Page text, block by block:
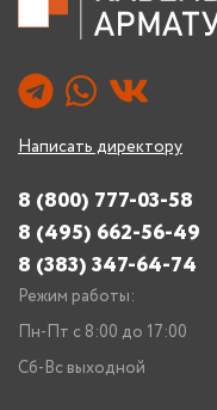
Написать директору
8 (800) 777-03-58
8 (495) 662-56-49
8 (383) 347-64-74
Режим работы:
Пн-Пт с 8:00 до 17:00
Сб-Вс выходной